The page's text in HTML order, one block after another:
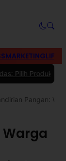
MARKETING
Produk dengan
Pangan: